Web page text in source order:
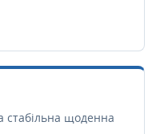
стабільна щоденна